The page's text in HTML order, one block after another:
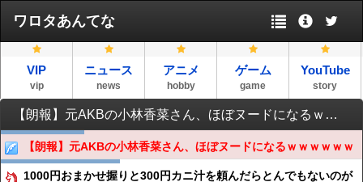
ワロタあんてな
VIP
vip
ニュース
news
アニメ
hobby
ゲーム
game
YouTube
story
【朗報】元AKBの小林香菜さん、ほぼヌードになるｗｗｗｗｗｗ
【朗報】元AKBの小林香菜さん、ほぼヌードになるｗｗｗｗｗｗ
1000円おまかせ握りと300円カニ汁を頼んだらとんでもないのが